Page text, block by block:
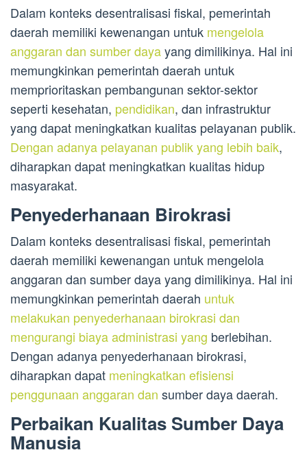
Dalam konteks desentralisasi fiskal, pemerintah
daerah memiliki kewenangan untuk mengelola
anggaran dan sumber dayayang dimilikinya. Hal ini
memungkinkan pemerintah daerah untuk
memprioritaskan pembangunan sektor-sektor
seperti kesehatan, pendidikan, dan infrastruktur
yang dapat meningkatkan kualitas pelayanan publik.
Dengan adanya pelayanan publik yang lebih baik,
diharapkan dapat meningkatkan kualitas hidup
masyarakat.
Penyederhanaan Birokrasi
Dalam konteks desentralisasi fiskal, pemerintah
daerah memiliki kewenangan untuk mengelola
anggaran dan sumber daya yang dimilikinya. Hal ini
memungkinkan pemerintah daerah untuk
melakukan penyederhanaan birokrasi dan
mengurangi biaya administrasi yang berlebihan.
Dengan adanya penyederhanaan birokrasi,
diharapkan dapat meningkatkan efisiensi
penggunaan anggaran dan sumber daya daerah.
Perbaikan Kualitas Sumber Daya
Manusia